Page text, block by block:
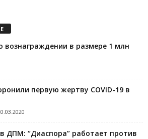
вознаграждении в размере 1 млн
первую жертву COVID-19 в
ДПМ: “Диаспора” работает против